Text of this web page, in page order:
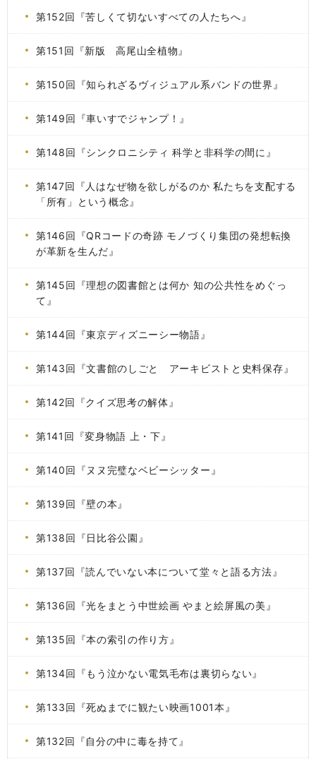
第152回『苦しくて切ないすべての人たちへ』
第151回『新版 高尾山全植物』
第150回『知られざるヴィジュアル系バンドの世界』
第149回『車いすでジャンプ！』
第148回『シンクロニシティ 科学と非科学の間に』
第147回『人はなぜ物を欲しがるのか 私たちを支配する
「所有」という概念』
第146回『QRコードの奇跡 モノづくり集団の発想転換
が革新を生んだ』
第145回『理想の図書館とは何か 知の公共性をめぐっ
て』
第144回『東京ディズニーシー物語』
第143回『文書館のしごと アーキビストと史料保存』
第142回『クイズ思考の解体』
第141回『変身物語 上・下』
第140回『ヌヌ完璧なベビーシッター』
第139回『壁の本』
第138回『日比谷公園』
第137回『読んでいない本について堂々と語る方法』
第136回『光をまとう中世絵画 やまと絵屏風の美』
第135回『本の索引の作り方』
第134回『もう泣かない電気毛布は裏切らない』
第133回『死ぬまでに観たい映画1001本』
第132回『自分の中に毒を持て』